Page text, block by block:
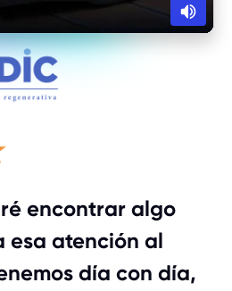
encontrar algo
esa atención al
día con día,